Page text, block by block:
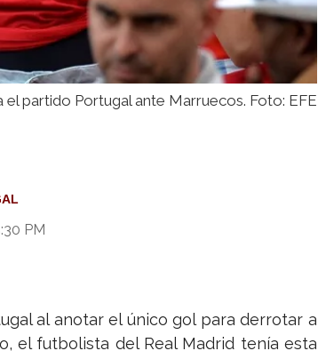
el partido Portugal ante Marruecos. Foto: EFE
PM
al anotar el único gol para derrotar a
el futbolista del Real Madrid tenía esta